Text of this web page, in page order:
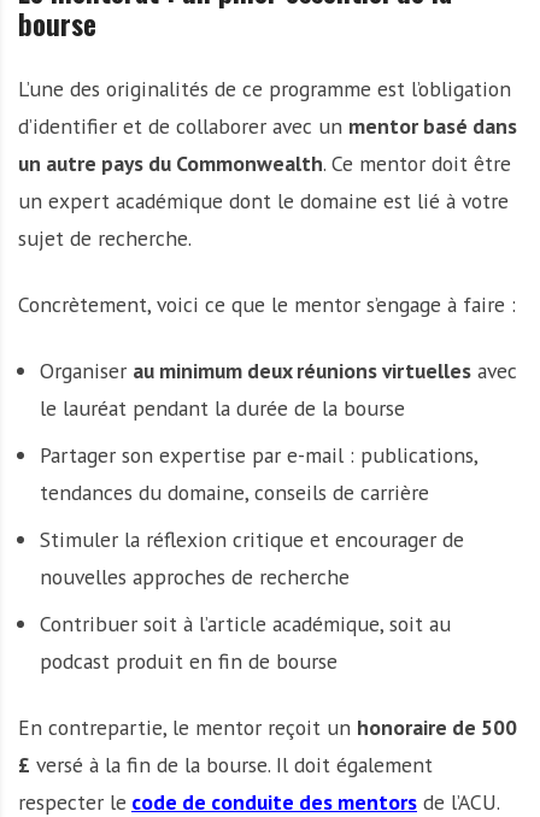
bourse
L’une des originalités de ce programme est l’obligation
d’identifier et de collaborer avec un mentor basé dans
un autre pays du Commonwealth. Ce mentor doit être
un expert académique dont le domaine est lié à votre
sujet de recherche.
Concrètement, voici ce que le mentor s’engage à faire :
Organiser au minimum deux réunions virtuellesavec
le lauréat pendant la durée de la bourse
Partager son expertise par e-mail : publications,
tendances du domaine, conseils de carrière
Stimuler la réflexion critique et encourager de
nouvelles approches de recherche
Contribuer soit à l’article académique, soit au
podcast produit en fin de bourse
En contrepartie, le mentor reçoit un honoraire de 500
£ versé à la fin de la bourse. Il doit également
respecter le code de conduite des mentors de l’ACU.